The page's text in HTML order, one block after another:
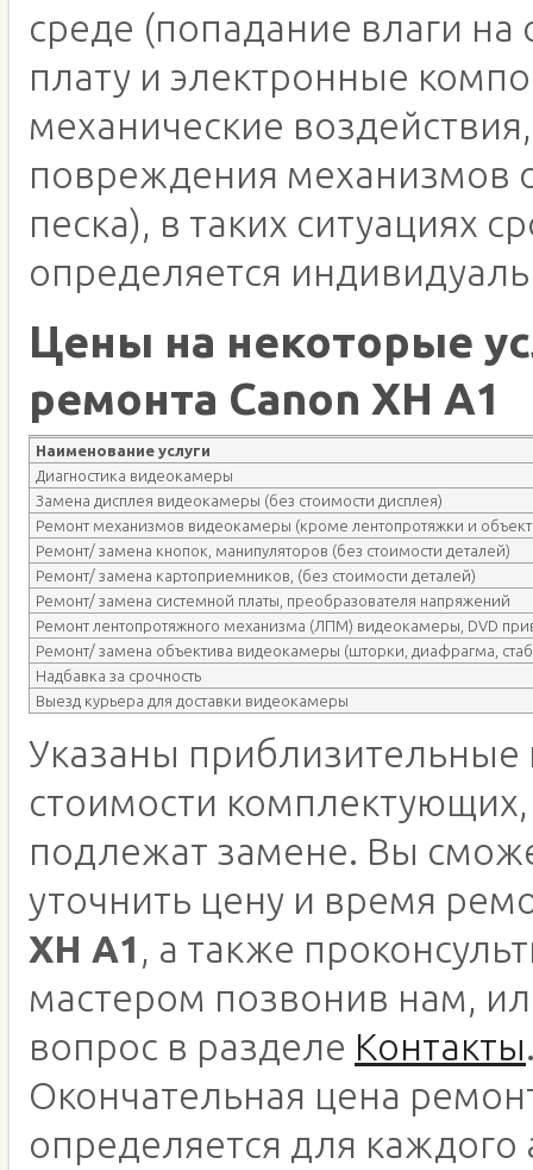
среде (попадание влаги на
плату и электронные
механические воздействия,
повреждения механизмов
песка), в таких ситуациях
определяется
Цены на некоторые
ремонта Canon XH A1
Наименование услуги
Диагностика видеокамеры
Замена дисплея видеокамеры (без стоимости дисплея)
Ремонт механизмов видеокамеры (кроме лентопротяжки и
Ремонт/ замена кнопок, манипуляторов (без стоимости деталей)
Ремонт/ замена картоприемников, (без стоимости деталей)
Ремонт/ замена системной платы, преобразователя напряжений
Ремонт лентопротяжного механизма (ЛПМ) видеокамеры, DVD
Ремонт/ замена объектива видеокамеры (шторки, диафрагма,
Надбавка за срочность
Выезд курьера для доставки видеокамеры
Указаны приблизительные
стоимости
подлежат замене. Вы
уточнить цену и время
XH A1 , а также
мастером позвонив нам,
вопрос в разделе Контакты
Окончательная цена
определяется для каждого